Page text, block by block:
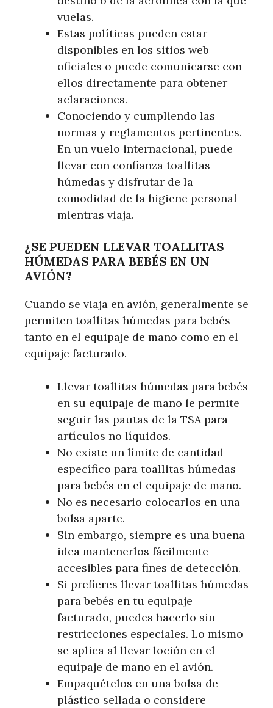
vuelas.
Estas políticas pueden estar
disponibles en los sitios web
oficiales o puede comunicarse con
ellos directamente para obtener
aclaraciones.
Conociendo y cumpliendo las
normas y reglamentos pertinentes.
En un vuelo internacional, puede
llevar con confianza toallitas
húmedas y disfrutar de la
comodidad de la higiene personal
mientras viaja.
¿SE PUEDEN LLEVAR TOALLITAS
HÚMEDAS PARA BEBÉS EN UN
AVIÓN?
Cuando se viaja en avión, generalmente se
permiten toallitas húmedas para bebés
tanto en el equipaje de mano como en el
equipaje facturado.
Llevar toallitas húmedas para bebés
en su equipaje de mano le permite
seguir las pautas de la TSA para
artículos no líquidos.
No existe un límite de cantidad
específico para toallitas húmedas
para bebés en el equipaje de mano.
No es necesario colocarlos en una
bolsa aparte.
Sin embargo, siempre es una buena
idea mantenerlos fácilmente
accesibles para fines de detección.
Si prefieres llevar toallitas húmedas
para bebés en tu equipaje
facturado, puedes hacerlo sin
restricciones especiales. Lo mismo
se aplica al llevar loción en el
equipaje de mano en el avión.
Empaquételos en una bolsa de
plástico sellada o considere